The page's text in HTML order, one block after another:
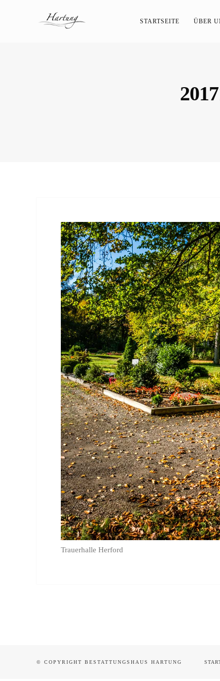
STARTSEITE ÜBER
Trauerhalle Herford
© COPYRIGHT BESTATTUNGSHAUS HARTUNG